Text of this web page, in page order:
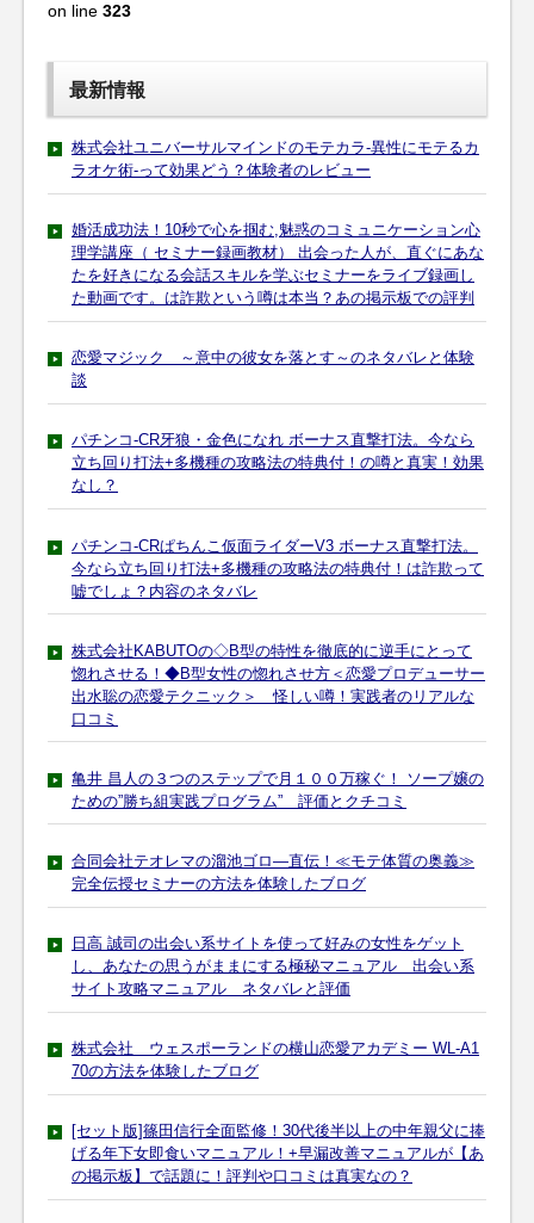
on line 323
最新情報
株式会社ユニバーサルマインドのモテカラ-異性にモテるカ
ラオケ術-って効果どう？体験者のレビュー
婚活成功法！10秒で心を掴む,魅惑のコミュニケーション心
理学講座（ セミナー録画教材） 出会った人が、直ぐにあな
たを好きになる会話スキルを学ぶセミナーをライブ録画し
た動画です。は詐欺という噂は本当？あの掲示板での評判
恋愛マジック ～意中の彼女を落とす～のネタバレと体験
談
パチンコ-CR牙狼・金色になれ ボーナス直撃打法。今なら
立ち回り打法+多機種の攻略法の特典付！の噂と真実！効果
なし？
パチンコ-CRぱちんこ仮面ライダーV3 ボーナス直撃打法。
今なら立ち回り打法+多機種の攻略法の特典付！は詐欺って
嘘でしょ？内容のネタバレ
株式会社KABUTOの◇B型の特性を徹底的に逆手にとって
惚れさせる！◆B型女性の惚れさせ方＜恋愛プロデューサー
出水聡の恋愛テクニック＞ 怪しい噂！実践者のリアルな
口コミ
亀井 昌人の３つのステップで月１００万稼ぐ！ ソープ嬢の
ための”勝ち組実践プログラム” 評価とクチコミ
合同会社テオレマの溜池ゴロ―直伝！≪モテ体質の奥義≫
完全伝授セミナーの方法を体験したブログ
日高 誠司の出会い系サイトを使って好みの女性をゲット
し、あなたの思うがままにする極秘マニュアル 出会い系
サイト攻略マニュアル ネタバレと評価
株式会社 ウェスポーランドの横山恋愛アカデミー WL-A1
70の方法を体験したブログ
[セット版]篠田信行全面監修！30代後半以上の中年親父に捧
げる年下女即食いマニュアル！+早漏改善マニュアルが【あ
の掲示板】で話題に！評判や口コミは真実なの？